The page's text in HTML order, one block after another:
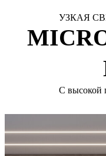
УЗКАЯ
С высокой